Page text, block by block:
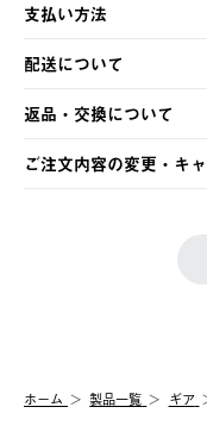
支払い方法
以下のいずれかの方法
・クレジットカード決済
・コンビニ決済
・Pay-easy決済
配送について
【発送スケジュール】
ご注文・ご入金完了よ
土日祝の発送はござい
の発送となる場合がござ
【配送業者】
佐川急便にて配送され
返品・交換について
※お客様都合の場合
お客様都合の返品にか
一度お手元の商品を返
ご注文内容の変更・キ
LOGOS FAMILY会員
ホーム 製品一覧 ギア